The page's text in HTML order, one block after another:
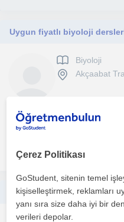
Uygun fiyatlı biyoloji
Biyoloji
Akçaabat
1. ders ücretsiz
Ortaokul ve Lise Matematik
Çerez Politikası
GoStudent, sitenin temel
kişiselleştirmek, reklamları
yanı sıra size daha iyi bir
verileri depolar.